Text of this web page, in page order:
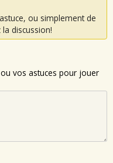
ou simplement de
discussion!
vos astuces pour jouer